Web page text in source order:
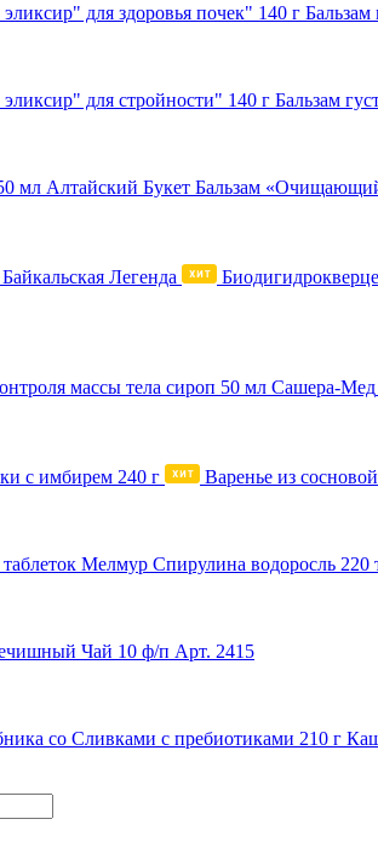
Бальзам
Бальзам
Варенье из
Спирулина водоросль 220
Чай 10 ф/п Арт. 2415